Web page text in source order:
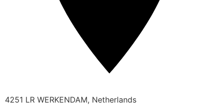
4251 LR WERKENDAM, Netherlands